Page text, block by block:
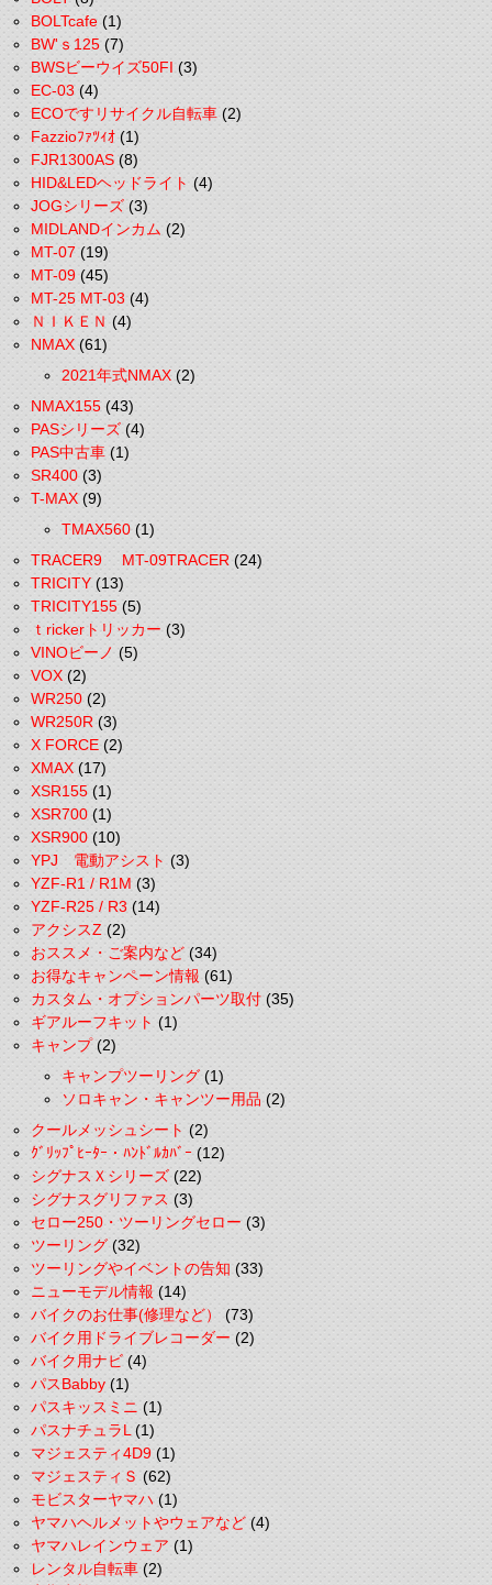
BOLTcafe(1)
BW'ｓ125(7)
BWSビーウイズ50FI(3)
EC-03(4)
ECOですリサイクル自転車(2)
Fazzioﾌｧﾂｨｵ(1)
FJR1300AS(8)
HID&LEDヘッドライト(4)
JOGシリーズ(3)
MIDLANDインカム(2)
MT-07(19)
MT-09(45)
MT-25 MT-03(4)
ＮＩＫＥＮ(4)
NMAX(61)
2021年式NMAX(2)
NMAX155(43)
PASシリーズ(4)
PAS中古車(1)
SR400(3)
T-MAX(9)
TMAX560(1)
TRACER9 MT-09TRACER(24)
TRICITY(13)
TRICITY155(5)
ｔrickerトリッカー(3)
VINOビーノ(5)
VOX(2)
WR250(2)
WR250R(3)
X FORCE(2)
XMAX(17)
XSR155(1)
XSR700(1)
XSR900(10)
YPJ 電動アシスト(3)
YZF-R1 / R1M(3)
YZF-R25 / R3(14)
アクシスZ(2)
おススメ・ご案内など(34)
お得なキャンペーン情報(61)
カスタム・オプションパーツ取付(35)
ギアルーフキット(1)
キャンプ(2)
キャンプツーリング(1)
ソロキャン・キャンツー用品(2)
クールメッシュシート(2)
ｸﾞﾘｯﾌﾟﾋｰﾀｰ・ﾊﾝﾄﾞﾙｶﾊﾞｰ(12)
シグナスＸシリーズ(22)
シグナスグリファス(3)
セロー250・ツーリングセロー(3)
ツーリング(32)
ツーリングやイベントの告知(33)
ニューモデル情報(14)
バイクのお仕事(修理など）(73)
バイク用ドライブレコーダー(2)
バイク用ナビ(4)
パスBabby(1)
パスキッスミニ(1)
パスナチュラL(1)
マジェスティ4D9(1)
マジェスティＳ(62)
モビスターヤマハ(1)
ヤマハヘルメットやウェアなど(4)
ヤマハレインウェア(1)
レンタル自転車(2)